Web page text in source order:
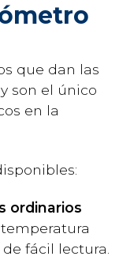
que dan las
son el único
en la
ordinarios
fácil lectura.